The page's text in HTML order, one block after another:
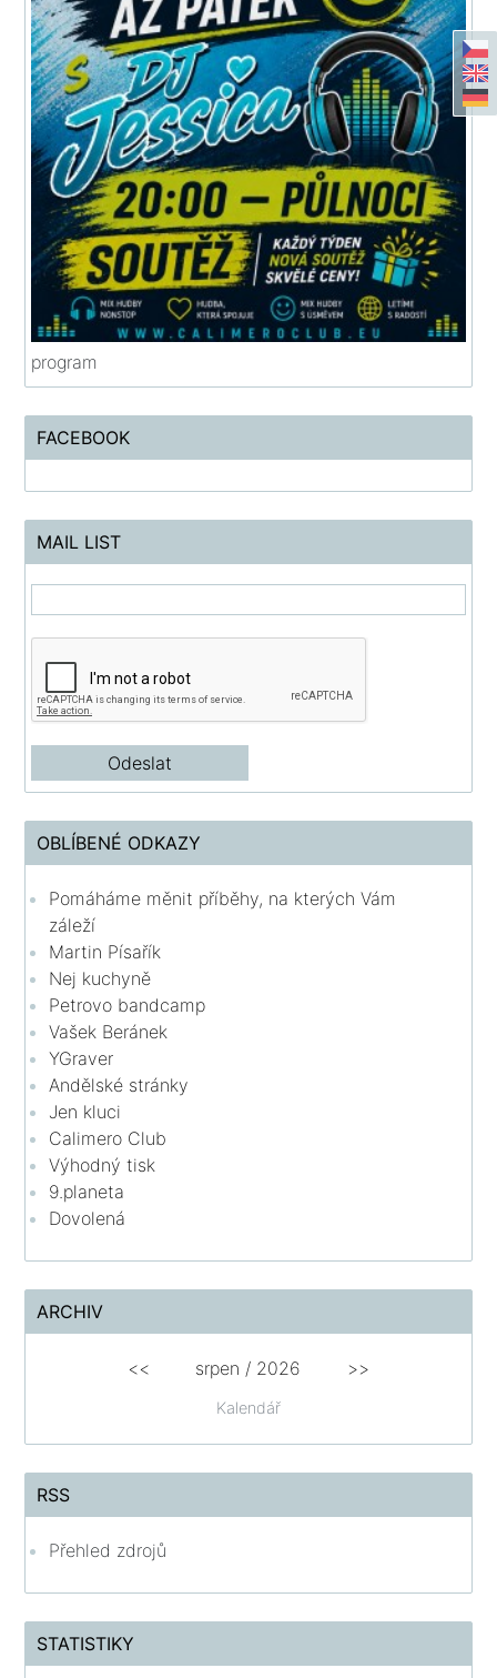
program
FACEBOOK
MAIL LIST
OBLÍBENÉ ODKAZY
Pomáháme měnit příběhy, na kterých Vám
záleží
Martin Písařík
Nej kuchyně
Petrovo bandcamp
Vašek Beránek
YGraver
Andělské stránky
Jen kluci
Calimero Club
Výhodný tisk
9.planeta
Dovolená
ARCHIV
Kalendář
<< srpen / 2026 >>
RSS
Přehled zdrojů
STATISTIKY